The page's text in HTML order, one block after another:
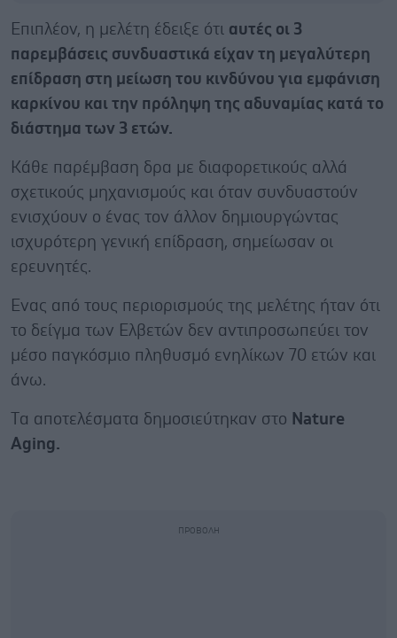
Επιπλέον, η μελέτη έδειξε ότι αυτές οι 3
παρεμβάσεις συνδυαστικά είχαν τη μεγαλύτερη
επίδραση στη μείωση του κινδύνου για εμφάνιση
καρκίνου και την πρόληψη της αδυναμίας κατά το
διάστημα των 3 ετών.
Κάθε παρέμβαση δρα με διαφορετικούς αλλά
σχετικούς μηχανισμούς και όταν συνδυαστούν
ενισχύουν ο ένας τον άλλον δημιουργώντας
ισχυρότερη γενική επίδραση, σημείωσαν οι
ερευνητές.
Ενας από τους περιορισμούς της μελέτης ήταν ότι
το δείγμα των Ελβετών δεν αντιπροσωπεύει τον
μέσο παγκόσμιο πληθυσμό ενηλίκων 70 ετών και
άνω.
Tα αποτελέσματα δημοσιεύτηκαν στο Nature
Aging.